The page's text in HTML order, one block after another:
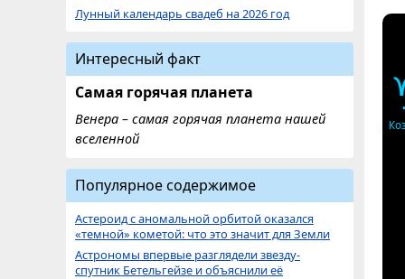
Лунный календарь свадеб на 2026 год
Интересный факт
Самая горячая планета
Венера – самая горячая планета нашей
вселенной
Популярное содержимое
Астероид с аномальной орбитой оказался
«темной» кометой: что это значит для Земли
Астрономы впервые разглядели звезду-
спутник Бетельгейзе и объяснили её